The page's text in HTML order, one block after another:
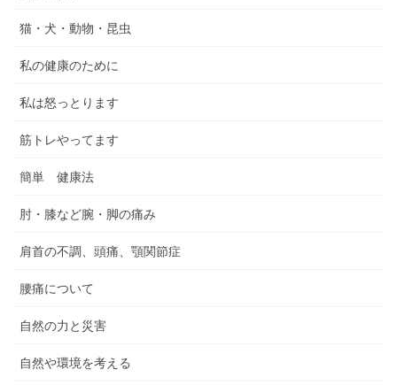
猫・犬・動物・昆虫
私の健康のために
私は怒っとります
筋トレやってます
簡単 健康法
肘・膝など腕・脚の痛み
肩首の不調、頭痛、顎関節症
腰痛について
自然の力と災害
自然や環境を考える